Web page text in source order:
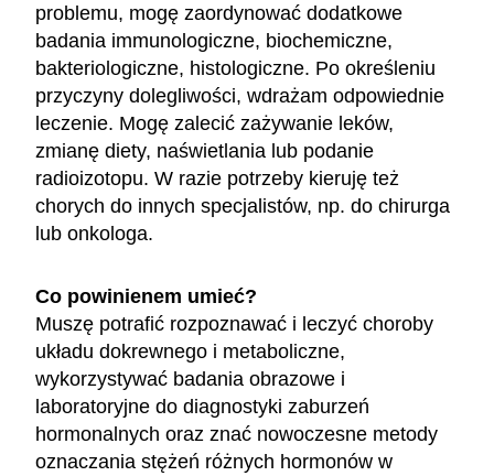
problemu, mogę zaordynować dodatkowe
badania immunologiczne, biochemiczne,
bakteriologiczne, histologiczne. Po określeniu
przyczyny dolegliwości, wdrażam odpowiednie
leczenie. Mogę zalecić zażywanie leków,
zmianę diety, naświetlania lub podanie
radioizotopu. W razie potrzeby kieruję też
chorych do innych specjalistów, np. do chirurga
lub onkologa.
Co powinienem umieć?
Muszę potrafić rozpoznawać i leczyć choroby
układu dokrewnego i metaboliczne,
wykorzystywać badania obrazowe i
laboratoryjne do diagnostyki zaburzeń
hormonalnych oraz znać nowoczesne metody
oznaczania stężeń różnych hormonów w